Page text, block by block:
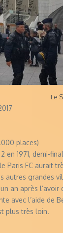
Le
places)
en 1971, demi-
Paris FC aurait
autres grandes
an après l’avoir
avec l’aide de
plus très loin.